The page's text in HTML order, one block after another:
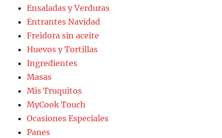
Ensaladas y Verduras
Entrantes Navidad
Freidora sin aceite
Huevos y Tortillas
Ingredientes
Masas
Mis Truquitos
MyCook Touch
Ocasiones Especiales
Panes